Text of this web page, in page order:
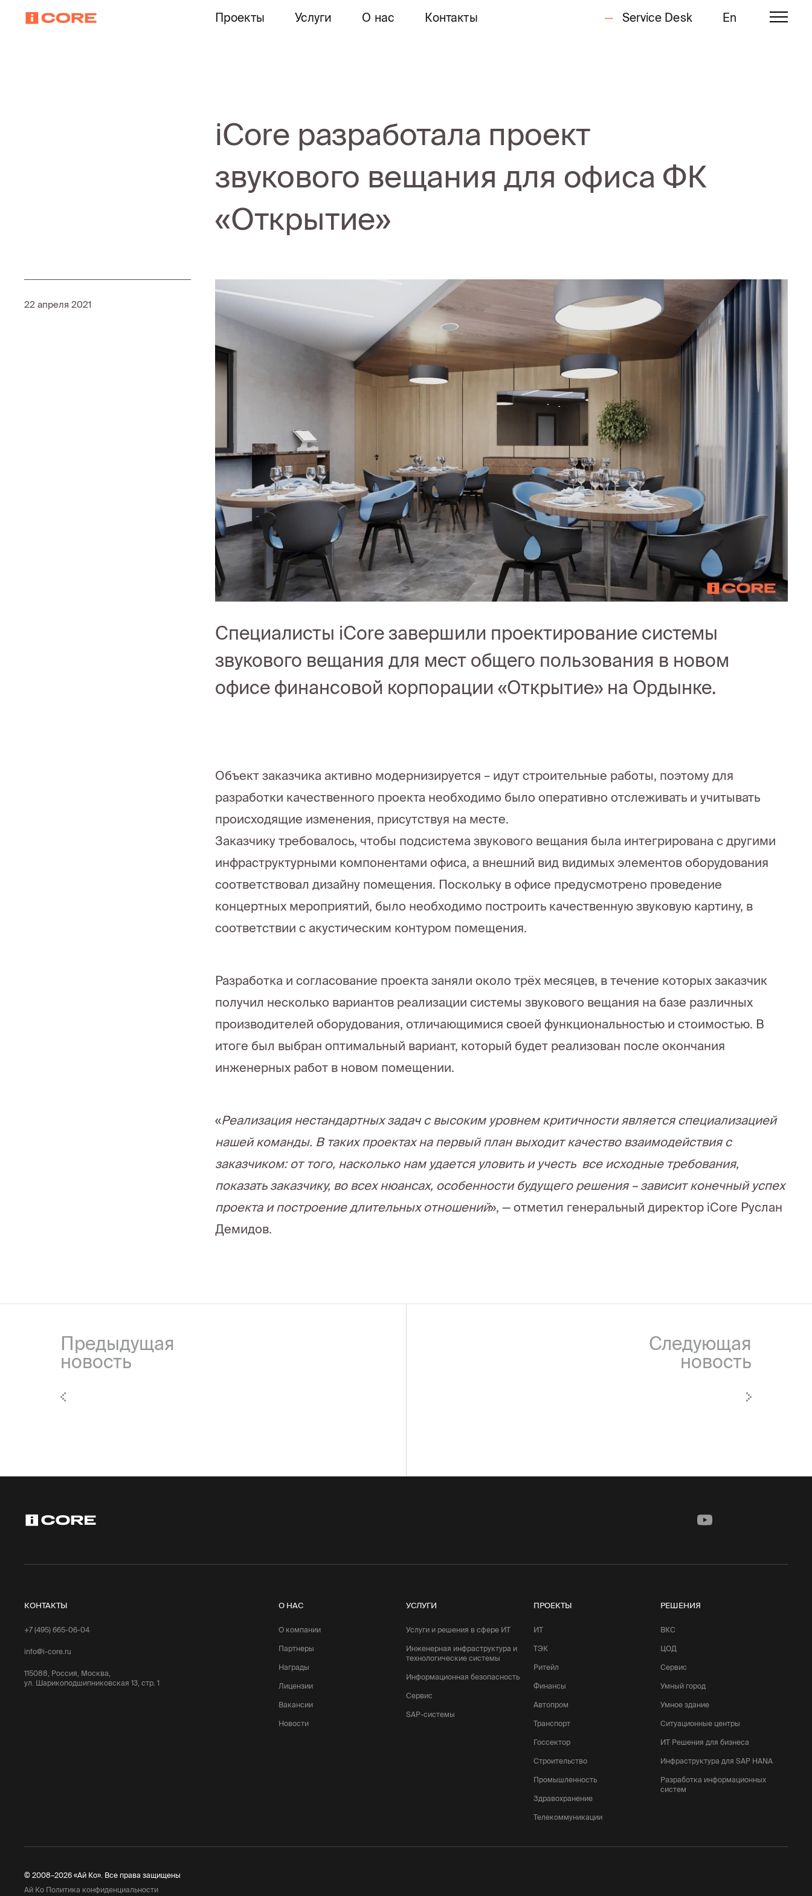
Проекты Услуги О нас Контакты Service Desk En
iCore разработала проект
звукового вещания для офиса ФК
«Открытие»
22 апреля 2021
Специалисты iCore завершили проектирование системы
звукового вещания для мест общего пользования в новом
офисе финансовой корпорации «Открытие» на Ордынке.
Объект заказчика активно модернизируется – идут строительные работы, поэтому для
разработки качественного проекта необходимо было оперативно отслеживать и учитывать
происходящие изменения, присутствуя на месте.
Заказчику требовалось, чтобы подсистема звукового вещания была интегрирована с другими
инфраструктурными компонентами офиса, а внешний вид видимых элементов оборудования
соответствовал дизайну помещения. Поскольку в офисе предусмотрено проведение
концертных мероприятий, было необходимо построить качественную звуковую картину, в
соответствии с акустическим контуром помещения.
Разработка и согласование проекта заняли около трёх месяцев, в течение которых заказчик
получил несколько вариантов реализации системы звукового вещания на базе различных
производителей оборудования, отличающимися своей функциональностью и стоимостью. В
итоге был выбран оптимальный вариант, который будет реализован после окончания
инженерных работ в новом помещении.
«Реализация нестандартных задач с высоким уровнем критичности является специализацией
нашей команды. В таких проектах на первый план выходит качество взаимодействия с
заказчиком: от того, насколько нам удается уловить и учесть все исходные требования,
показать заказчику, во всех нюансах, особенности будущего решения – зависит конечный успех
проекта и построение длительных отношений», — отметил генеральный директор iCore Руслан
Демидов.
Предыдущая
новость
Следующая
новость
КОНТАКТЫ
+7 (495) 665-06-04
info@i-core.ru
115088, Россия, Москва,
ул. Шарикоподшипниковская 13, стр. 1
О НАС
О компании
Партнеры
Награды
Лицензии
Вакансии
Новости
УСЛУГИ
Услуги и решения в сфере ИТ
Инженерная инфраструктура и
технологические системы
Информационная безопасность
Сервис
SAP-системы
ПРОЕКТЫ
ИТ
ТЭК
Ритейл
Финансы
Автопром
Транспорт
Госсектор
Строительство
Промышленность
Здравохранение
Телекоммуникации
РЕШЕНИЯ
ВКС
ЦОД
Сервис
Умный город
Умное здание
Ситуационные центры
ИТ Решения для бизнеса
Инфраструктура для SAP HANA
Разработка информационных
систем
© 2008–2026 «Ай Ко». Все права защищены
Ай Ко Политика конфиденциальности